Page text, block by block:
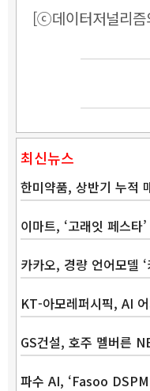
[ⓒ데이터저널리즘
최신뉴스
한미약품, 상반기 누
이마트, ‘고래잇 페스
카카오, 경량 언어모델
KT-아모레퍼시픽, AI
GS건설, 호주 멜버른
파수 AI, ‘Fasoo